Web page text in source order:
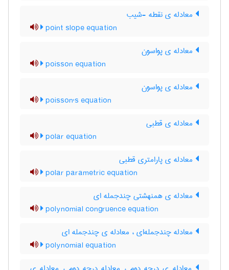
معادله ی نقطه -شیب
point slope equation
معادله ی پواسون
poisson equation
معادله ی پواسون
poisson's equation
معادله ی قطبی
polar equation
معادله ی پارامتری قطبی
polar parametric equation
معادله ی همنهشتی چندجمله ای
polynomial congruence equation
معادله چندجمله‌ای ، معادله ی چندجمله ای
polynomial equation